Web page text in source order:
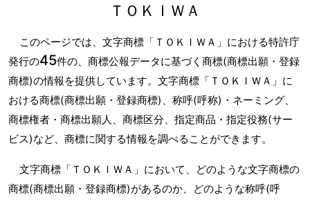
ＴＯＫＩＷＡ
このページでは、文字商標「ＴＯＫＩＷＡ」における特許庁
発行の45件の、商標公報データに基づく商標(商標出願・登録
商標)の情報を提供しています。文字商標「ＴＯＫＩＷＡ」に
おける商標(商標出願・登録商標)、称呼(呼称)・ネーミング、
商標権者・商標出願人、商標区分、指定商品・指定役務(サー
ビス)など、商標に関する情報を調べることができます。
文字商標「ＴＯＫＩＷＡ」において、どのような文字商標の
商標(商標出願・登録商標)があるのか、どのような称呼(呼